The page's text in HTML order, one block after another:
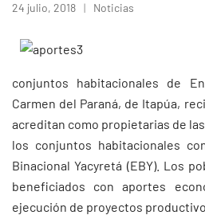
24 julio, 2018 Noticias
conjuntos habitacionales de
Carmen del Paraná, de Itapúa,
acreditan como propietarias de
los conjuntos habitacionales
Binacional Yacyretá (EBY). Los
beneficiados con aportes
ejecución de proyectos